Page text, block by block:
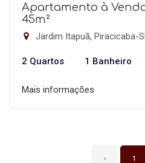
Apartamento à
45m²
Jardim Itapuã, Piracicaba-
2 Quartos 1 Banheiro
Mais informações
‹ 1